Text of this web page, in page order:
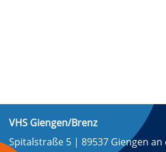
VHS Giengen/Brenz
Spitalstraße 5 | 89537 Giengen an